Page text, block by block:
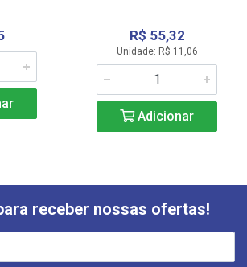
R$ 55,32
Unidade: R$ 11,06
Adicionar
receber nossas ofertas!